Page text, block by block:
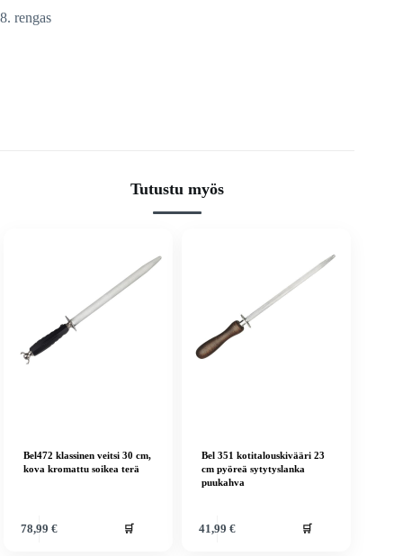
8. rengas
Tutustu myös
Bel472 klassinen veitsi 30 cm,
kova kromattu soikea terä
78,99 € 🛒
Bel 351 kotitalouskivääri 23
cm pyöreä sytytyslanka
puukahva
41,99 € 🛒